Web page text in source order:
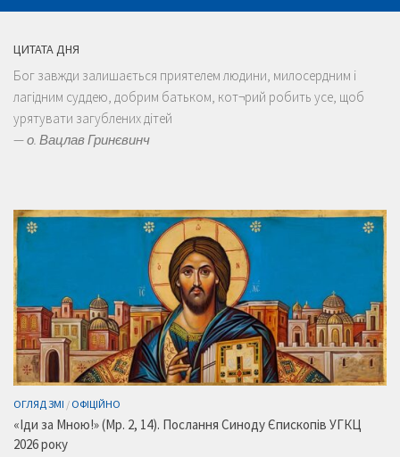
ЦИТАТА ДНЯ
Бог завжди залишається приятелем людини, милосердним і
лагідним суддею, добрим батьком, кот¬рий робить усе, щоб
урятувати загублених дітей
—о. Вацлав Гринєвинч
ОГЛЯД ЗМІ / ОФІЦІЙНО
«Іди за Мною!» (Мр. 2, 14). Послання Синоду Єпископів УГКЦ
2026 року